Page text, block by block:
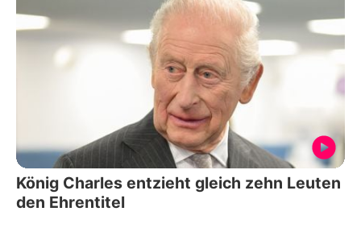
König Charles entzieht gleich zehn Leuten
den Ehrentitel